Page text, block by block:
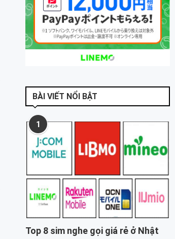
BÀI VIẾT NỔI BẬT
1
Top 8 sim nghe gọi giá rẻ ở Nhật